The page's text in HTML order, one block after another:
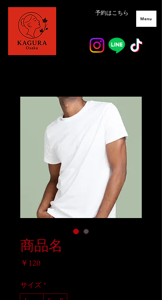
予約はこちら
Menu
商品名
￥120価
サイズ *